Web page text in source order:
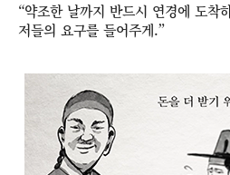
“약조한 날까지 반드시 연경에 도착
저들의 요구를 들어주게.”